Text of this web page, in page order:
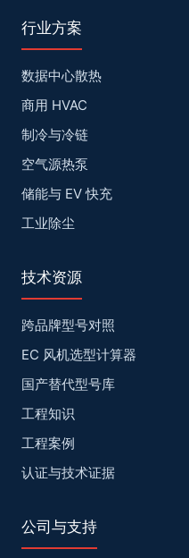
行业方案
数据中心散热
商用 HVAC
制冷与冷链
空气源热泵
储能与 EV 快充
工业除尘
技术资源
跨品牌型号对照
EC 风机选型计算器
国产替代型号库
工程知识
工程案例
认证与技术证据
公司与支持